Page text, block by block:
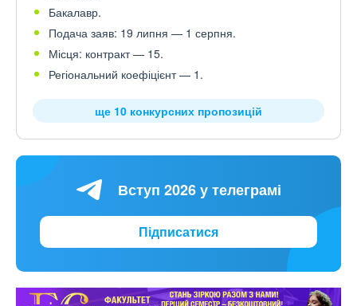
Бакалавр.
Подача заяв: 19 липня — 1 серпня.
Місця: контракт — 15.
Регіональний коефіцієнт — 1.
ще 10 конкурсних пропозицій
Вступ 2026 у телеграмі
Підписатися